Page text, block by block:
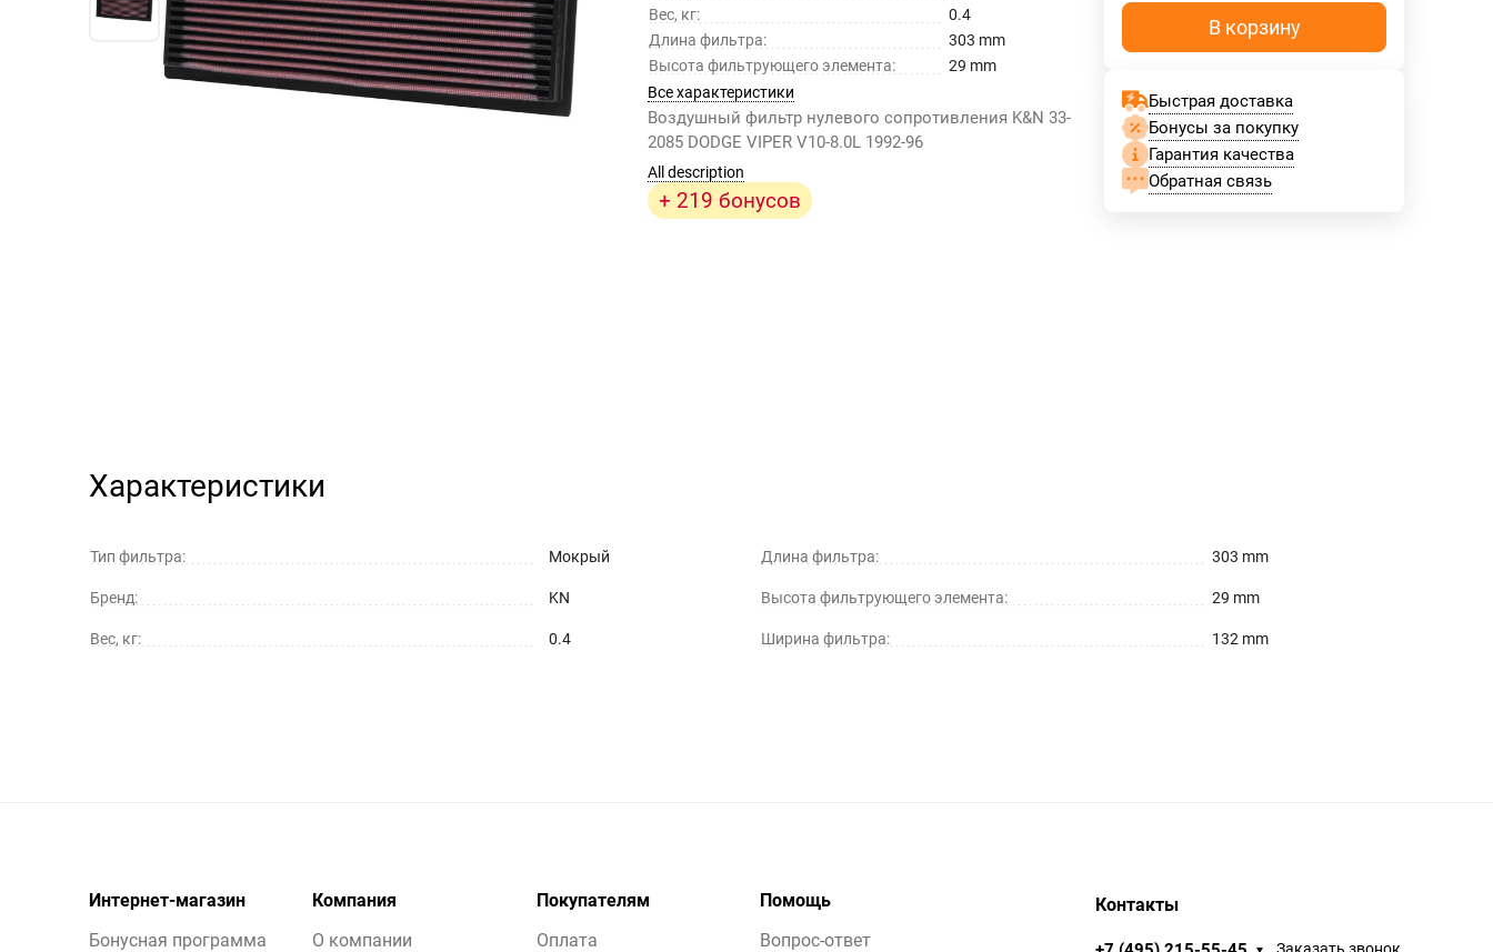
Вес, кг:
0.4
Длина фильтра:
303 mm
Высота фильтрующего элемента:
29 mm
Все характеристики
Воздушный фильтр нулевого сопротивления K&N 33-
2085 DODGE VIPER V10-8.0L 1992-96
All description
+ 219 бонусов
В корзину
Быстрая доставка
Бонусы за покупку
Гарантия качества
Обратная связь
Характеристики
Тип фильтра: Мокрый
Бренд: KN
Вес, кг: 0.4
Длина фильтра: 303 mm
Высота фильтрующего элемента: 29 mm
Ширина фильтра: 132 mm
Интернет-магазин
Бонусная программа
Компания
О компании
Покупателям
Оплата
Помощь
Вопрос-ответ
Контакты